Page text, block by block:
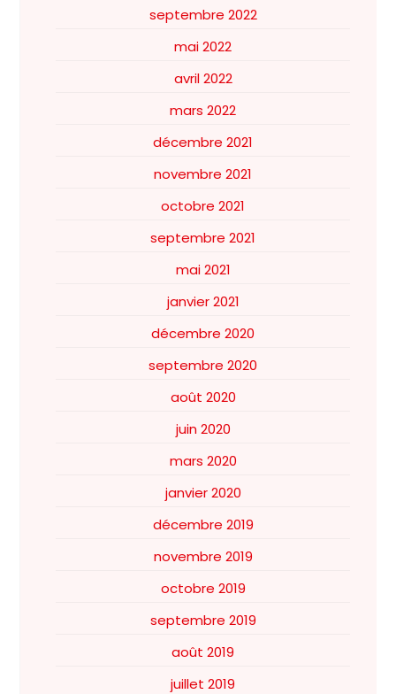
septembre 2022
mai 2022
avril 2022
mars 2022
décembre 2021
novembre 2021
octobre 2021
septembre 2021
mai 2021
janvier 2021
décembre 2020
septembre 2020
août 2020
juin 2020
mars 2020
janvier 2020
décembre 2019
novembre 2019
octobre 2019
septembre 2019
août 2019
juillet 2019